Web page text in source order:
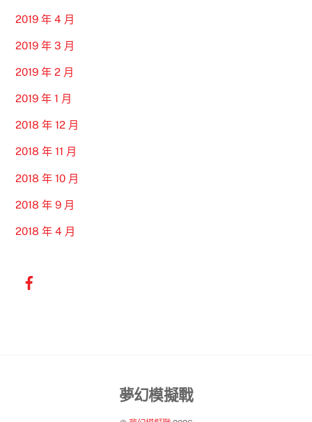
2019 年 4 月
2019 年 3 月
2019 年 2 月
2019 年 1 月
2018 年 12 月
2018 年 11 月
2018 年 10 月
2018 年 9 月
2018 年 4 月
Back
夢幻模擬戰